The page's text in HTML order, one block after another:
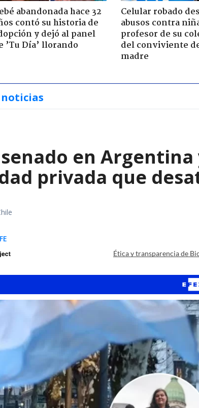
abandonada hace 32
contó su historia de
y dejó al panel
’Tu Día’ llorando
Celular robado
abusos contra
profesor de su
del conviviente
madre
noticias
en
privada que
Ética y transparencia de